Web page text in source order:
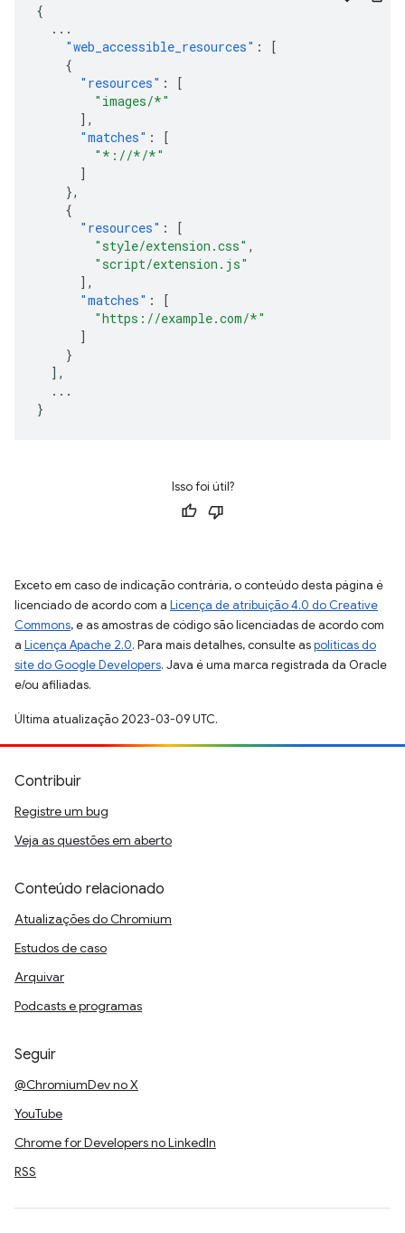
{
...
"web_accessible_resources" :
[
{
"resources" :
[
"images/*"
],
"matches" :
[
"*://*/*"
]
},
{
"resources" :
[
"style/extension.css" ,
"script/extension.js"
],
"matches" :
[
"https://example.com/*"
]
}
],
...
}
Isso foi útil?
Exceto em caso de indicação contrária, o conteúdo desta página é
licenciado de acordo com a Licença de atribuição 4.0 do Creative
Commons, e as amostras de código são licenciadas de acordo com
a Licença Apache 2.0. Para mais detalhes, consulte aspolíticas do
site do Google Developers. Java é uma marca registrada da Oracle
e/ou afiliadas.
Última atualização 2023-03-09 UTC.
Contribuir
Registre um bug
Veja as questões em aberto
Conteúdo relacionado
Atualizações do Chromium
Estudos de caso
Arquivar
Podcasts e programas
Seguir
@ChromiumDev no X
YouTube
Chrome for Developers no LinkedIn
RSS